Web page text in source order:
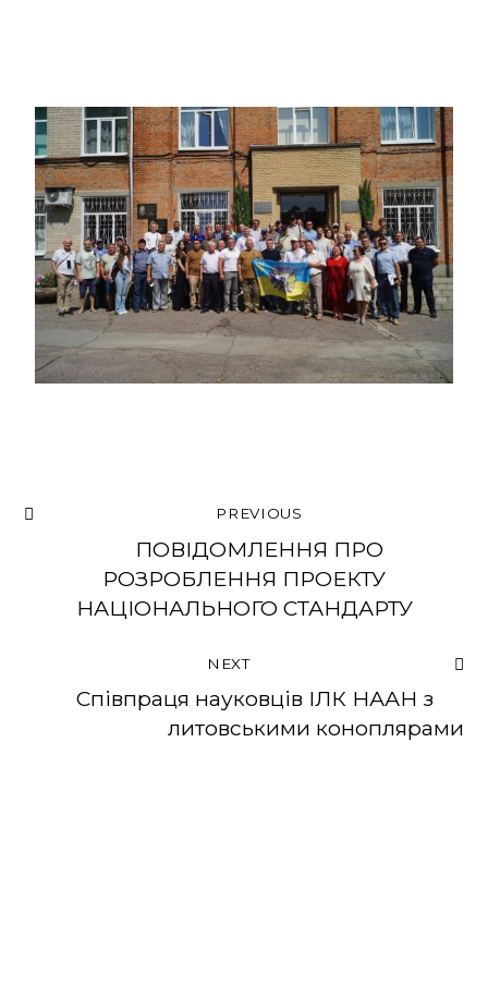
PREVIOUS
ПОВІДОМЛЕННЯ ПРО
РОЗРОБЛЕННЯ ПРОЕКТУ
НАЦІОНАЛЬНОГО СТАНДАРТУ
NEXT
Співпраця науковців ІЛК НААН з
литовськими коноплярами